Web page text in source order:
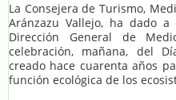
La Consejera de Turismo,
Aránzazu Vallejo, ha dado
Dirección General de
celebración, mañana, del
creado hace cuarenta años
función ecológica de los